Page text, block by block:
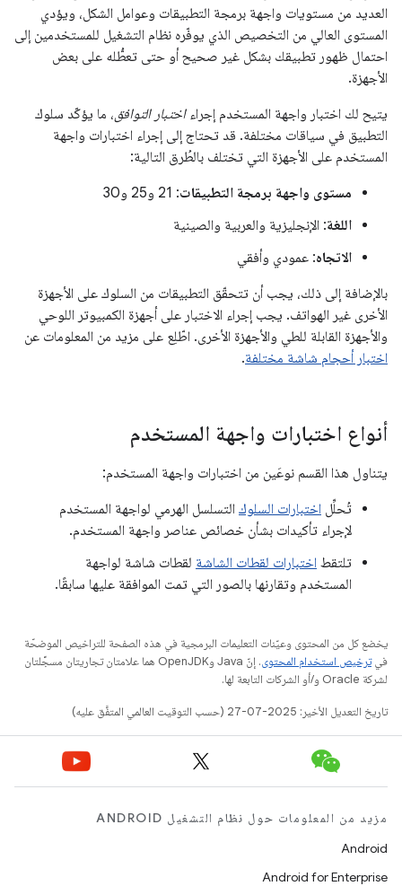
العديد من مستويات واجهة برمجة التطبيقات وعوامل الشكل، ويؤدي
المستوى العالي من التخصيص الذي يوفّره نظام التشغيل للمستخدمين إلى
احتمال ظهور تطبيقك بشكل غير صحيح أو حتى تعطُّله على بعض
الأجهزة.
يتيح لك اختبار واجهة المستخدم إجراءاختبار التوافق، ما يؤكّد سلوك
التطبيق في سياقات مختلفة. قد تحتاج إلى إجراء اختبارات واجهة
المستخدم على الأجهزة التي تختلف بالطُرق التالية:
مستوى واجهة برمجة التطبيقات: 21 و25 و30
اللغة: الإنجليزية والعربية والصينية
الاتجاه: عمودي وأفقي
بالإضافة إلى ذلك، يجب أن تتحقّق التطبيقات من السلوك على الأجهزة
الأخرى غير الهواتف. يجب إجراء الاختبار على أجهزة الكمبيوتر اللوحي
والأجهزة القابلة للطي والأجهزة الأخرى. اطّلِع على مزيد من المعلومات عن
اختبار أحجام شاشة مختلفة.
أنواع اختبارات واجهة المستخدم
يتناول هذا القسم نوعَين من اختبارات واجهة المستخدم:
تُحلِّل اختبارات السلوك التسلسل الهرمي لواجهة المستخدم
لإجراء تأكيدات بشأن خصائص عناصر واجهة المستخدم.
تلتقط اختبارات لقطات الشاشة لقطات شاشة لواجهة
المستخدم وتقارنها بالصور التي تمت الموافقة عليها سابقًا.
يخضع كل من المحتوى وعيّنات التعليمات البرمجية في هذه الصفحة للتراخيص الموضحّة
فيترخيص استخدام المحتوى
. إنّ Java وOpenJDK هما علامتان تجاريتان مسجَّلتان
لشركة Oracle و/أو الشركات التابعة لها.
تاريخ التعديل الأخير: 2025-07-27 (حسب التوقيت العالمي المتفَّق عليه)
مزيد من المعلومات حول نظام التشغيل ANDROID
Android
Android for Enterprise